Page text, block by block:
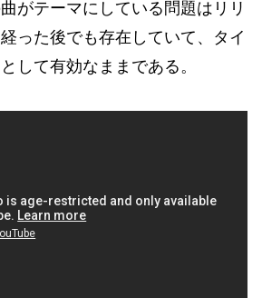
がテーマにしている問題はリリ
った後でも存在していて、タイ
して有効なままである。